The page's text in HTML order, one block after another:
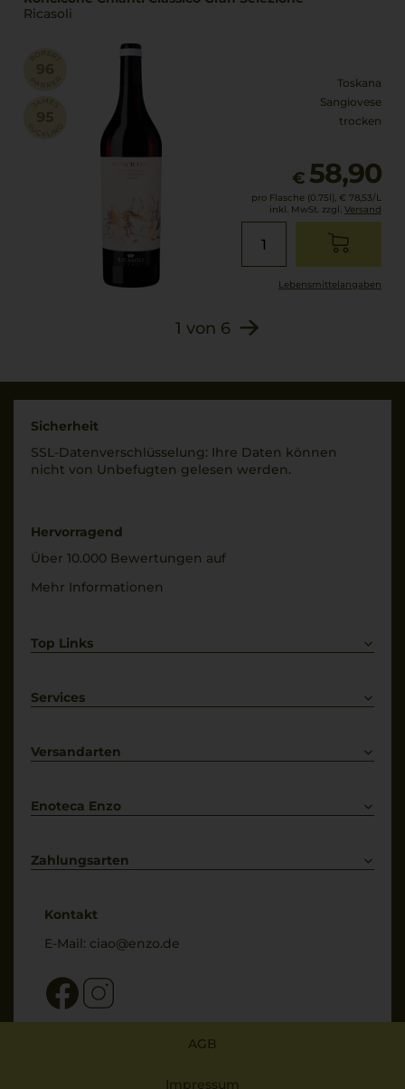
18 °C
Ricasoli
Toskana
Sangiovese
trocken
€ 58,90
pro Flasche (0.75l), € 78,53/L
inkl. MwSt. zzgl. Versand
Lebensmittel­angaben
1 von 6
Sicherheit
SSL-Daten­verschlüs­selung: Ihre Daten können
nicht von Unbe­fugten gelesen werden.
Hervorragend
Über 10.000 Bewertungen auf
Mehr Informationen
Top Links
Weißwein
Services
Kontakt
Versandarten
Enoteca Enzo
Bewertungs-Richtlinien
Zahlungsarten
Kontakt
E-Mail: ciao@enzo.de
AGB
Impressum